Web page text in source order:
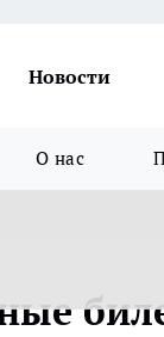
Новости
О нас